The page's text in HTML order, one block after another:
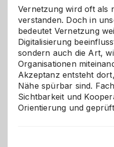
Vernetzung wird oft als
verstanden. Doch in
bedeutet Vernetzung
Digitalisierung
sondern auch die Art,
Organisationen
Akzeptanz entsteht
Nähe spürbar sind.
Sichtbarkeit und
Orientierung und